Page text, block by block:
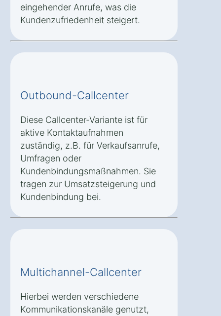
eingehender Anrufe, was die
Kundenzufriedenheit steigert.
Outbound-Callcenter
Diese Callcenter-Variante ist für
aktive Kontaktaufnahmen
zuständig, z.B. für Verkaufsanrufe,
Umfragen oder
Kundenbindungsmaßnahmen. Sie
tragen zur Umsatzsteigerung und
Kundenbindung bei.
Multichannel-Callcenter
Hierbei werden verschiedene
Kommunikationskanäle genutzt,